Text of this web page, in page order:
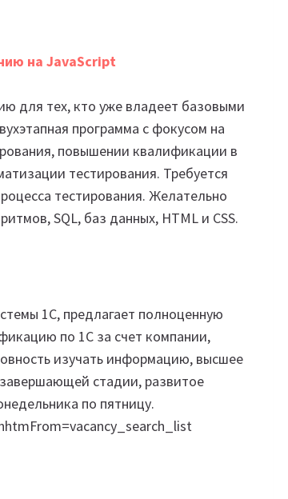
на JavaScript
для тех, кто уже владеет базовыми
программа с фокусом на
повышении квалификации в
тестирования. Требуется
тестирования. Желательно
SQL, баз данных, HTML и CSS.
1С, предлагает полноценную
по 1С за счет компании,
изучать информацию, высшее
стадии, развитое
по пятницу.